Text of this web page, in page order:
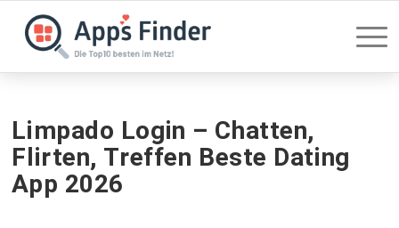
Limpado Login – Chatten,
Flirten, Treffen Beste Dating
App 2026